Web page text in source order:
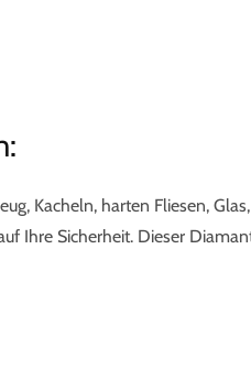
Kacheln, harten Fliesen,
Ihre Sicherheit. Dieser